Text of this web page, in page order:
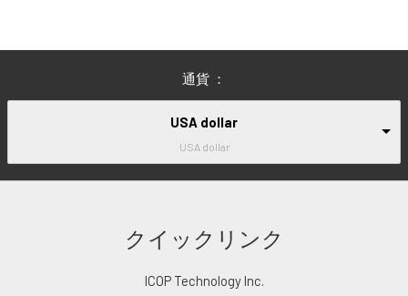
通貨 ：
USA dollar
USA dollar
クイックリンク
ICOP Technology Inc.